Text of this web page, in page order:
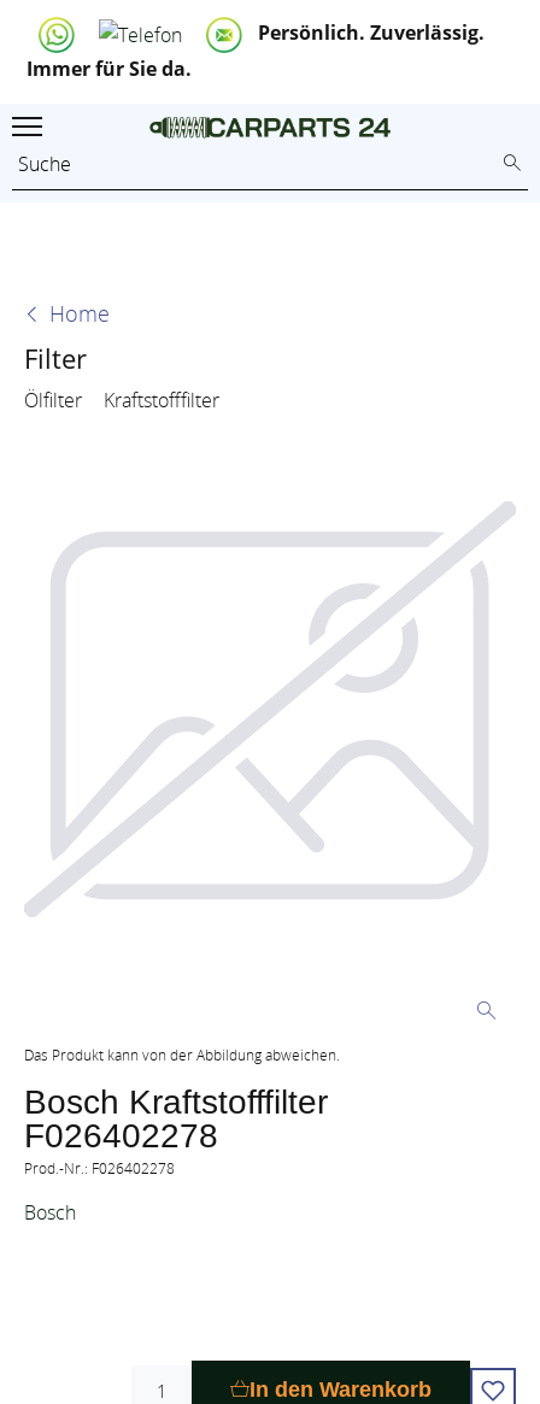
Persönlich. Zuverlässig.
Immer für Sie da.
Home
Filter
Ölfilter Kraftstofffilter
Das Produkt kann von der Abbildung abweichen.
Bosch Kraftstofffilter
F026402278
Prod.-Nr.: F026402278
Bosch
In den Warenkorb